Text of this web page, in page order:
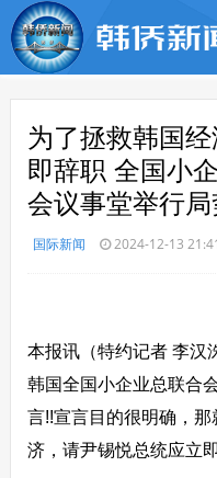
为了拯救韩国
即辞职 全国小
会议事堂举行
国际新闻 2024-12-13
本报讯（特约记者 李汉
韩国全国小企业总联合
言!!宣言目的很明确，
济，请尹锡悦总统应立